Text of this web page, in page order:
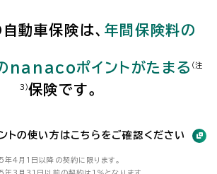
動車保険は、 年間保険料の
nanacoポイントがたまる （注
3）保険です。
の使い方はこちらをご確認ください
4月1日以降の契約に限ります。